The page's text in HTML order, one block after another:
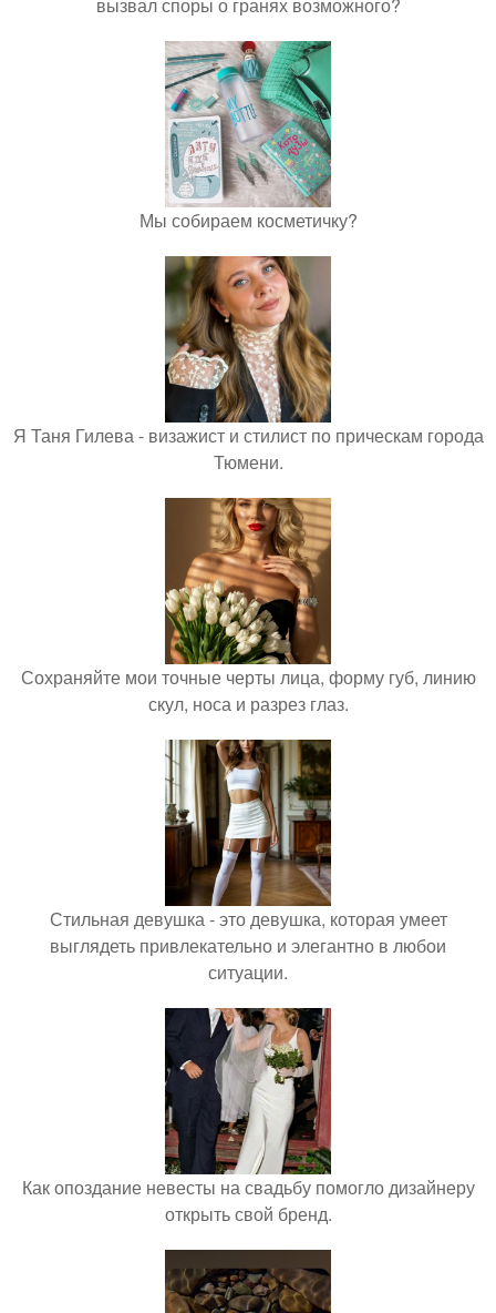
Мы собираем косметичку?
Я Таня Гилева - визажист и стилист по прическам города
Тюмени.
Сохраняйте мои точные черты лица, форму губ, линию
скул, носа и разрез глаз.
Стильная девушка - это девушка, которая умеет
выглядеть привлекательно и элегантно в любои
ситуации.
Как опоздание невесты на свадьбу помогло дизайнеру
открыть свой бренд.